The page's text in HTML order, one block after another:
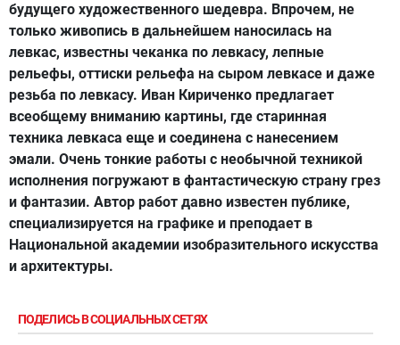
будущего художественного шедевра. Впрочем, не
только живопись в дальнейшем наносилась на
левкас, известны чеканка по левкасу, лепные
рельефы, оттиски рельефа на сыром левкасе и даже
резьба по левкасу. Иван Кириченко предлагает
всеобщему вниманию картины, где старинная
техника левкаса еще и соединена с нанесением
эмали. Очень тонкие работы с необычной техникой
исполнения погружают в фантастическую страну грез
и фантазии. Автор работ давно известен публике,
специализируется на графике и преподает в
Национальной академии изобразительного искусства
и архитектуры.
ПОДЕЛИСЬ В СОЦИАЛЬНЫХ СЕТЯХ